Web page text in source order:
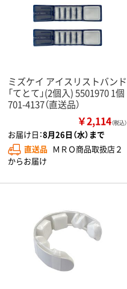
ミズケイ アイスリストバンド
「てとて」(2個入) 5501970 1個
701-4137（直送品）
￥2,114（税込）
お届け日：8月26日（水）まで
直送品 ＭＲＯ商品取扱店２
からお届け